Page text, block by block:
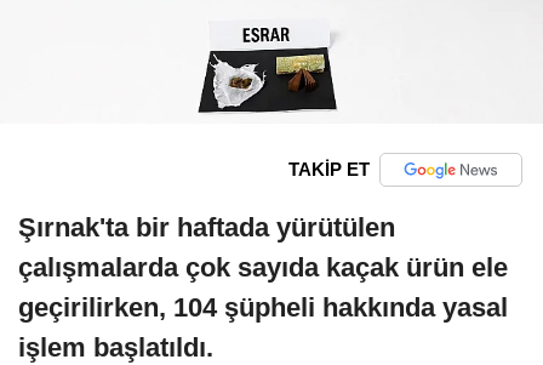
TAKİP ET
Şırnak'ta bir haftada yürütülen
çalışmalarda çok sayıda kaçak ürün ele
geçirilirken, 104 şüpheli hakkında yasal
işlem başlatıldı.